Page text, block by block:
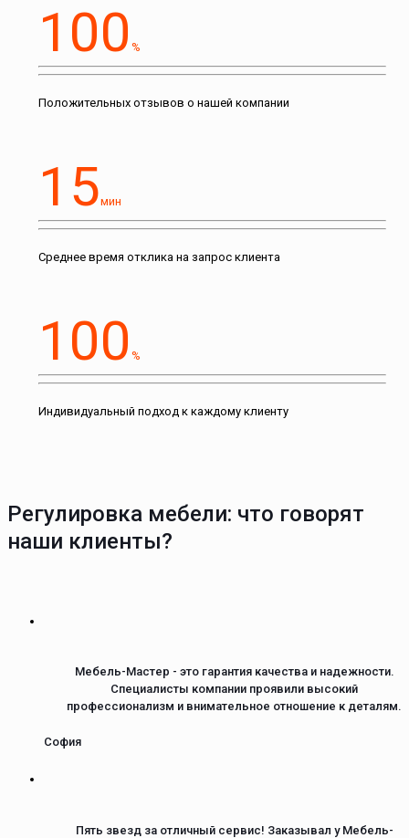
100 %
Положительных отзывов о нашей компании
15мин
Среднее время отклика на запрос клиента
100 %
Индивидуальный подход к каждому клиенту
Регулировка мебели: что говорят
наши клиенты?
Мебель-Мастер - это гарантия качества и надежности.
Специалисты компании проявили высокий
профессионализм и внимательное отношение к деталям.
София
Пять звезд за отличный сервис! Заказывал у Мебель-